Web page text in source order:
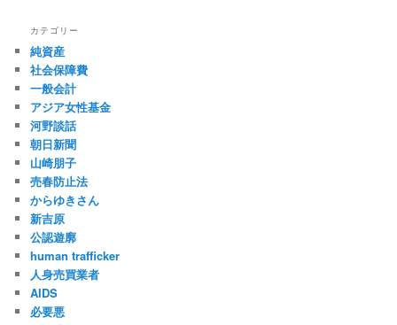
カテゴリー
純資産
社会保障費
一般会計
アジア女性基金
河野談話
朝日新聞
山崎朋子
売春防止法
からゆきさん
新吉原
公認遊廓
human trafficker
人身売買業者
AIDS
必要悪